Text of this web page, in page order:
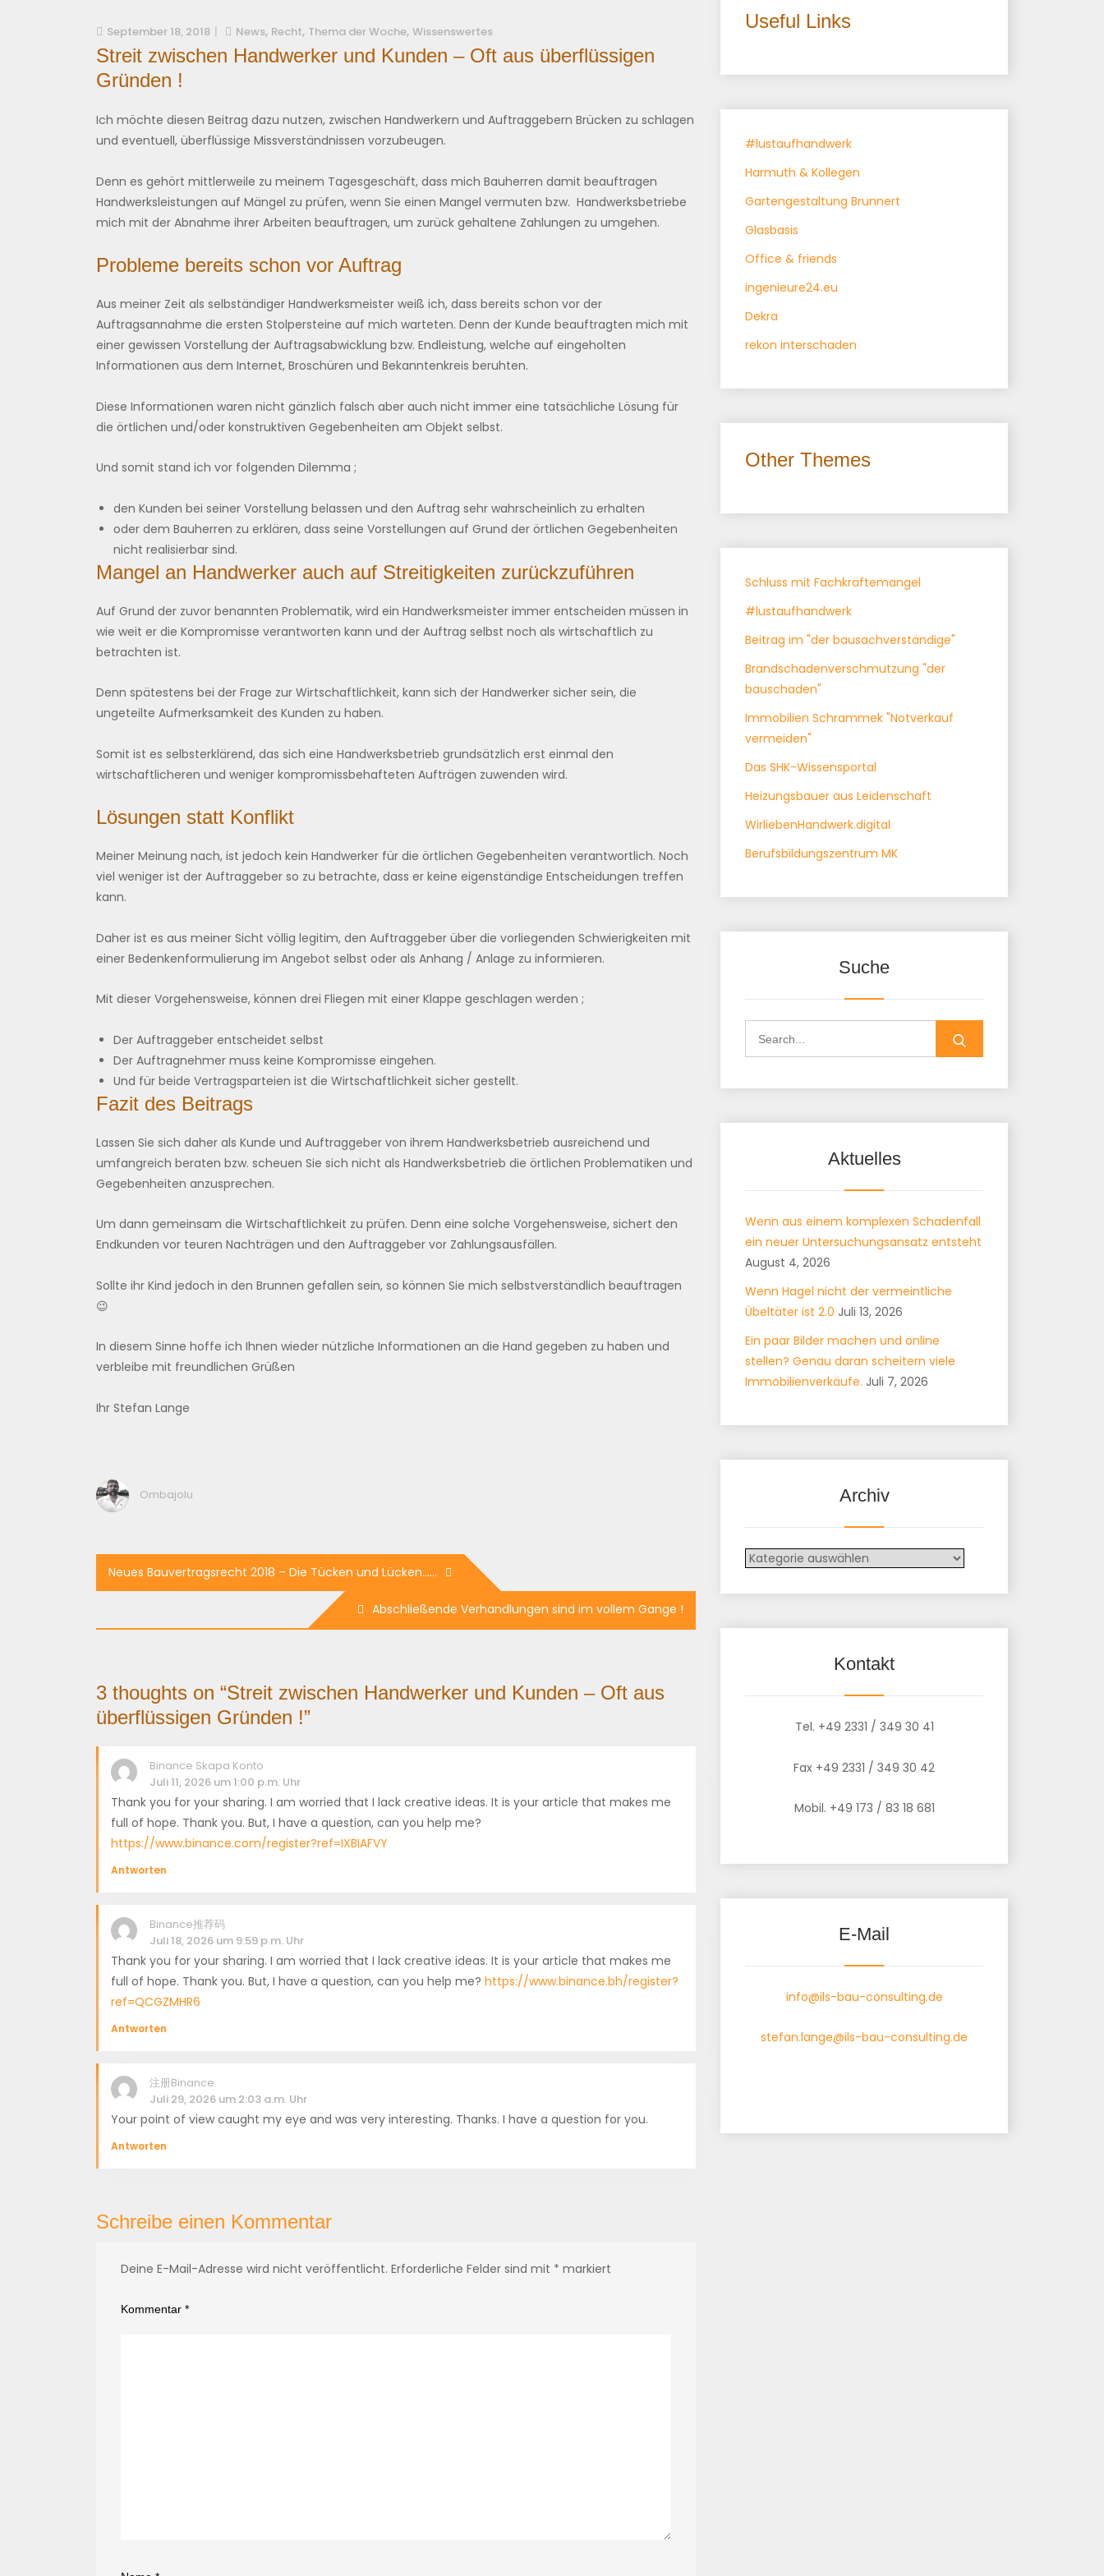
September 18, 2018 News, Recht, Thema der Woche, Wissenswertes
Streit zwischen Handwerker und Kunden – Oft aus überflüssigen
Gründen !
Ich möchte diesen Beitrag dazu nutzen, zwischen Handwerkern und Auftraggebern Brücken zu schlagen
und eventuell, überflüssige Missverständnissen vorzubeugen.
Denn es gehört mittlerweile zu meinem Tagesgeschäft, dass mich Bauherren damit beauftragen
Handwerksleistungen auf Mängel zu prüfen, wenn Sie einen Mangel vermuten bzw. Handwerksbetriebe
mich mit der Abnahme ihrer Arbeiten beauftragen, um zurück gehaltene Zahlungen zu umgehen.
Probleme bereits schon vor Auftrag
Aus meiner Zeit als selbständiger Handwerksmeister weiß ich, dass bereits schon vor der
Auftragsannahme die ersten Stolpersteine auf mich warteten. Denn der Kunde beauftragten mich mit
einer gewissen Vorstellung der Auftragsabwicklung bzw. Endleistung, welche auf eingeholten
Informationen aus dem Internet, Broschüren und Bekanntenkreis beruhten.
Diese Informationen waren nicht gänzlich falsch aber auch nicht immer eine tatsächliche Lösung für
die örtlichen und/oder konstruktiven Gegebenheiten am Objekt selbst.
Und somit stand ich vor folgenden Dilemma ;
den Kunden bei seiner Vorstellung belassen und den Auftrag sehr wahrscheinlich zu erhalten
oder dem Bauherren zu erklären, dass seine Vorstellungen auf Grund der örtlichen Gegebenheiten
nicht realisierbar sind.
Mangel an Handwerker auch auf Streitigkeiten zurückzuführen
Auf Grund der zuvor benannten Problematik, wird ein Handwerksmeister immer entscheiden müssen in
wie weit er die Kompromisse verantworten kann und der Auftrag selbst noch als wirtschaftlich zu
betrachten ist.
Denn spätestens bei der Frage zur Wirtschaftlichkeit, kann sich der Handwerker sicher sein, die
ungeteilte Aufmerksamkeit des Kunden zu haben.
Somit ist es selbsterklärend, das sich eine Handwerksbetrieb grundsätzlich erst einmal den
wirtschaftlicheren und weniger kompromissbehafteten Aufträgen zuwenden wird.
Lösungen statt Konflikt
Meiner Meinung nach, ist jedoch kein Handwerker für die örtlichen Gegebenheiten verantwortlich. Noch
viel weniger ist der Auftraggeber so zu betrachte, dass er keine eigenständige Entscheidungen treffen
kann.
Daher ist es aus meiner Sicht völlig legitim, den Auftraggeber über die vorliegenden Schwierigkeiten mit
einer Bedenkenformulierung im Angebot selbst oder als Anhang / Anlage zu informieren.
Mit dieser Vorgehensweise, können drei Fliegen mit einer Klappe geschlagen werden ;
Der Auftraggeber entscheidet selbst
Der Auftragnehmer muss keine Kompromisse eingehen.
Und für beide Vertragsparteien ist die Wirtschaftlichkeit sicher gestellt.
Fazit des Beitrags
Lassen Sie sich daher als Kunde und Auftraggeber von ihrem Handwerksbetrieb ausreichend und
umfangreich beraten bzw. scheuen Sie sich nicht als Handwerksbetrieb die örtlichen Problematiken und
Gegebenheiten anzusprechen.
Um dann gemeinsam die Wirtschaftlichkeit zu prüfen. Denn eine solche Vorgehensweise, sichert den
Endkunden vor teuren Nachträgen und den Auftraggeber vor Zahlungsausfällen.
Sollte ihr Kind jedoch in den Brunnen gefallen sein, so können Sie mich selbstverständlich beauftragen
😉
In diesem Sinne hoffe ich Ihnen wieder nützliche Informationen an die Hand gegeben zu haben und
verbleibe mit freundlichen Grüßen
Ihr Stefan Lange
Ombajolu
Beitragsnavigation
Neues Bauvertragsrecht 2018 – Die Tücken und Lücken……
Abschließende Verhandlungen sind im vollem Gange !
3 thoughts on “Streit zwischen Handwerker und Kunden – Oft aus
überflüssigen Gründen !”
Binance Skapa Konto
Juli 11, 2026 um 1:00 p.m. Uhr
Thank you for your sharing. I am worried that I lack creative ideas. It is your article that makes me
full of hope. Thank you. But, I have a question, can you help me?
https://www.binance.com/register?ref=IXBIAFVY
Antworten
Binance推荐码
Juli 18, 2026 um 9:59 p.m. Uhr
Thank you for your sharing. I am worried that I lack creative ideas. It is your article that makes me
full of hope. Thank you. But, I have a question, can you help me? https://www.binance.bh/register?
ref=QCGZMHR6
Antworten
注册Binance
Juli 29, 2026 um 2:03 a.m. Uhr
Your point of view caught my eye and was very interesting. Thanks. I have a question for you.
Antworten
Schreibe einen Kommentar
Deine E-Mail-Adresse wird nicht veröffentlicht. Erforderliche Felder sind mit * markiert
Kommentar *
Useful Links
#lustaufhandwerk
Harmuth & Kollegen
Gartengestaltung Brunnert
Glasbasis
Office & friends
ingenieure24.eu
Dekra
rekon interschaden
Other Themes
Schluss mit Fachkräftemangel
#lustaufhandwerk
Beitrag im "der bausachverständige"
Brandschadenverschmutzung "der
bauschaden"
Immobilien Schrammek "Notverkauf
vermeiden"
Das SHK-Wissensportal
Heizungsbauer aus Leidenschaft
WirliebenHandwerk.digital
Berufsbildungszentrum MK
Suche
Aktuelles
Wenn aus einem komplexen Schadenfall
ein neuer Untersuchungsansatz entsteht
August 4, 2026
Wenn Hagel nicht der vermeintliche
Übeltäter ist 2.0 Juli 13, 2026
Ein paar Bilder machen und online
stellen? Genau daran scheitern viele
Immobilienverkäufe. Juli 7, 2026
Archiv
Archiv
Kontakt
Tel. +49 2331 / 349 30 41
Fax +49 2331 / 349 30 42
Mobil. +49 173 / 83 18 681
E-Mail
info@ils-bau-consulting.de
stefan.lange@ils-bau-consulting.de